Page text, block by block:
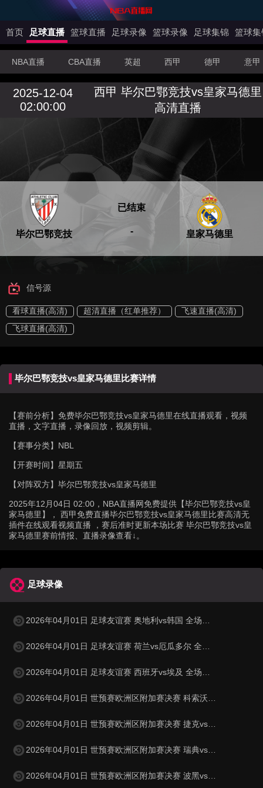
首页 足球直播 篮球直播 足球录像 篮球录像 足球集锦 篮球集
NBA直播 CBA直播 英超 西甲 德甲 意甲
2025-12-04
02:00:00
西甲 毕尔巴鄂竞技vs皇家马德里
高清直播
毕尔巴鄂竞技 -
已结束
皇家马德里
信号源
看球直播(高清) 超清直播（红单推荐）
飞速直播(高清)
飞球直播(高清)
毕尔巴鄂竞技vs皇家马德里比赛详情
【赛前分析】 免费毕尔巴鄂竞技vs皇家马德里在线直播观看，视频
直播，文字直播，录像回放，视频剪辑。
【赛事分类】 NBL
【开赛时间】 星期五
【对阵双方】 毕尔巴鄂竞技vs皇家马德里
2025年12月04日 02:00，NBA直播网免费提供【毕尔巴鄂竞技vs皇
家马德里】， 西甲免费直播毕尔巴鄂竞技vs皇家马德里比赛高清无
插件在线观看视频直播 ，赛后准时更新本场比赛 毕尔巴鄂竞技vs皇
家马德里赛前情报、直播录像查看↓。
足球录像
2026年04月01日 足球友谊赛 奥地利vs韩国 全场录像
2026年04月01日 足球友谊赛 荷兰vs厄瓜多尔 全场录像
2026年04月01日 足球友谊赛 西班牙vs埃及 全场录像
2026年04月01日 世预赛欧洲区附加赛决赛 科索沃vs土耳其 全场录像
2026年04月01日 世预赛欧洲区附加赛决赛 捷克vs丹麦 全场录像
2026年04月01日 世预赛欧洲区附加赛决赛 瑞典vs波兰 全场录像
2026年04月01日 世预赛欧洲区附加赛决赛 波黑vs意大利 全场录像